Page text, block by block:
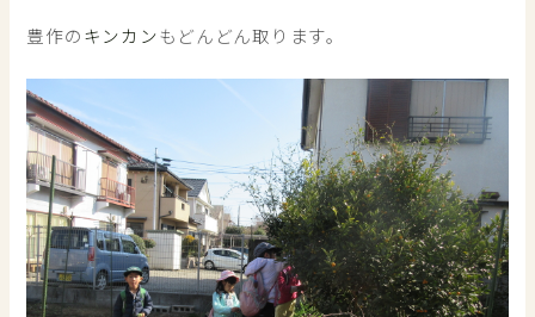
豊作のキンカンもどんどん取ります。